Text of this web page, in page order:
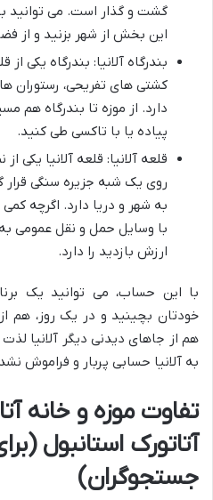
گشت و گذار است. می توانید
این بخش از شهر بزنید و از
بندرگاه آلانیا: بندرگاه یکی
کشتی های تفریحی، رستوران
دارد. از موزه تا بندرگاه هم
پیاده یا با تاکسی طی کنید.
قلعه آلانیا: قلعه آلانیا یکی
روی یک شبه جزیره سنگی قرار
به شهر و دریا دارد. اگرچه کمی
با وسایل حمل و نقل عمومی
ارزش بازدید را دارد.
با این حساب، می توانید یک
خودتان بچینید و در یک روز، هم
هم از جاهای دیدنی دیگر آلانیا
به آلانیا حسابی پربار و فراموش
تفاوت موزه و خانه
آتاتورک استانبول
جستجوگران)